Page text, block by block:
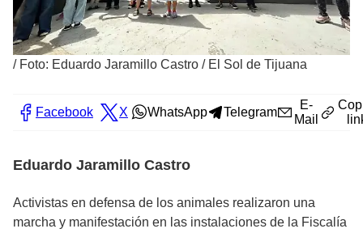
/ Foto: Eduardo Jaramillo Castro / El Sol de Tijuana
Facebook X WhatsApp Telegram
E-
Mail
Eduardo Jaramillo Castro
Activistas en defensa de los animales realizaron una
marcha y manifestación en las instalaciones de la Fiscalía